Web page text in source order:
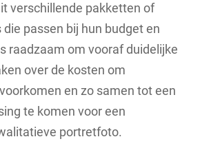
verschillende pakketten of
passen bij hun budget en
raadzaam om vooraf duidelijke
over de kosten om
en zo samen tot een
te komen voor een
portretfoto.